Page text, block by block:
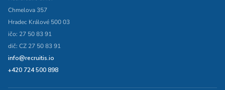
Chmelova 357
Hradec Králové 500 03
ičo: 27 50 83 91
dič: CZ 27 50 83 91
info@recruitis.io
+420 724 500 898